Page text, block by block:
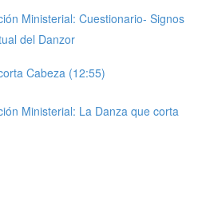
Ministerial: Cuestionario- Signos
del Danzor
Cabeza (12:55)
Ministerial: La Danza que corta